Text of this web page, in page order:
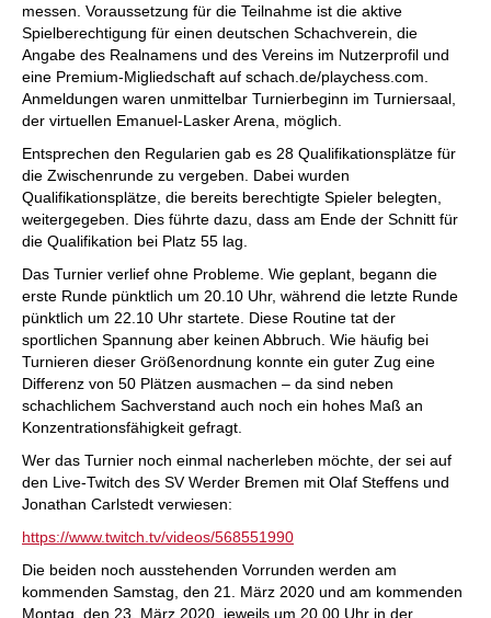
messen. Voraussetzung für die Teilnahme ist die aktive
Spielberechtigung für einen deutschen Schachverein, die
Angabe des Realnamens und des Vereins im Nutzerprofil und
eine Premium-Migliedschaft auf schach.de/playchess.com.
Anmeldungen waren unmittelbar Turnierbeginn im Turniersaal,
der virtuellen Emanuel-Lasker Arena, möglich.
Entsprechen den Regularien gab es 28 Qualifikationsplätze für
die Zwischenrunde zu vergeben. Dabei wurden
Qualifikationsplätze, die bereits berechtigte Spieler belegten,
weitergegeben. Dies führte dazu, dass am Ende der Schnitt für
die Qualifikation bei Platz 55 lag.
Das Turnier verlief ohne Probleme. Wie geplant, begann die
erste Runde pünktlich um 20.10 Uhr, während die letzte Runde
pünktlich um 22.10 Uhr startete. Diese Routine tat der
sportlichen Spannung aber keinen Abbruch. Wie häufig bei
Turnieren dieser Größenordnung konnte ein guter Zug eine
Differenz von 50 Plätzen ausmachen – da sind neben
schachlichem Sachverstand auch noch ein hohes Maß an
Konzentrationsfähigkeit gefragt.
Wer das Turnier noch einmal nacherleben möchte, der sei auf
den Live-Twitch des SV Werder Bremen mit Olaf Steffens und
Jonathan Carlstedt verwiesen:
https://www.twitch.tv/videos/568551990
Die beiden noch ausstehenden Vorrunden werden am
kommenden Samstag, den 21. März 2020 und am kommenden
Montag, den 23. März 2020, jeweils um 20.00 Uhr in der